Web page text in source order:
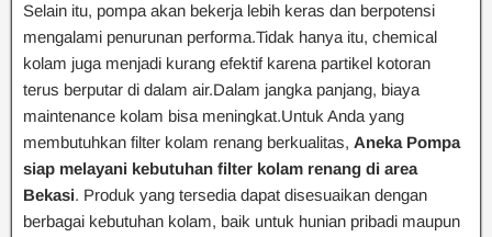
Selain itu, pompa akan bekerja lebih keras dan berpotensi
mengalami penurunan performa.Tidak hanya itu, chemical
kolam juga menjadi kurang efektif karena partikel kotoran
terus berputar di dalam air.Dalam jangka panjang, biaya
maintenance kolam bisa meningkat.Untuk Anda yang
membutuhkan filter kolam renang berkualitas, Aneka Pompa
siap melayani kebutuhan filter kolam renang di area
Bekasi. Produk yang tersedia dapat disesuaikan dengan
berbagai kebutuhan kolam, baik untuk hunian pribadi maupun